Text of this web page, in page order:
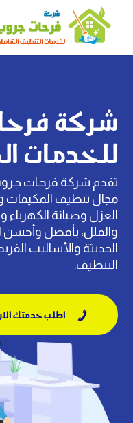
شركة
للخدمات
تقدم شركة فرحـات
مجال تنظيف
العزل وصيانة الكهرباء
والفلل، بأفضل وأحسن
الحديثة والأساليب
التنظيف.
 اطلب خدمتك